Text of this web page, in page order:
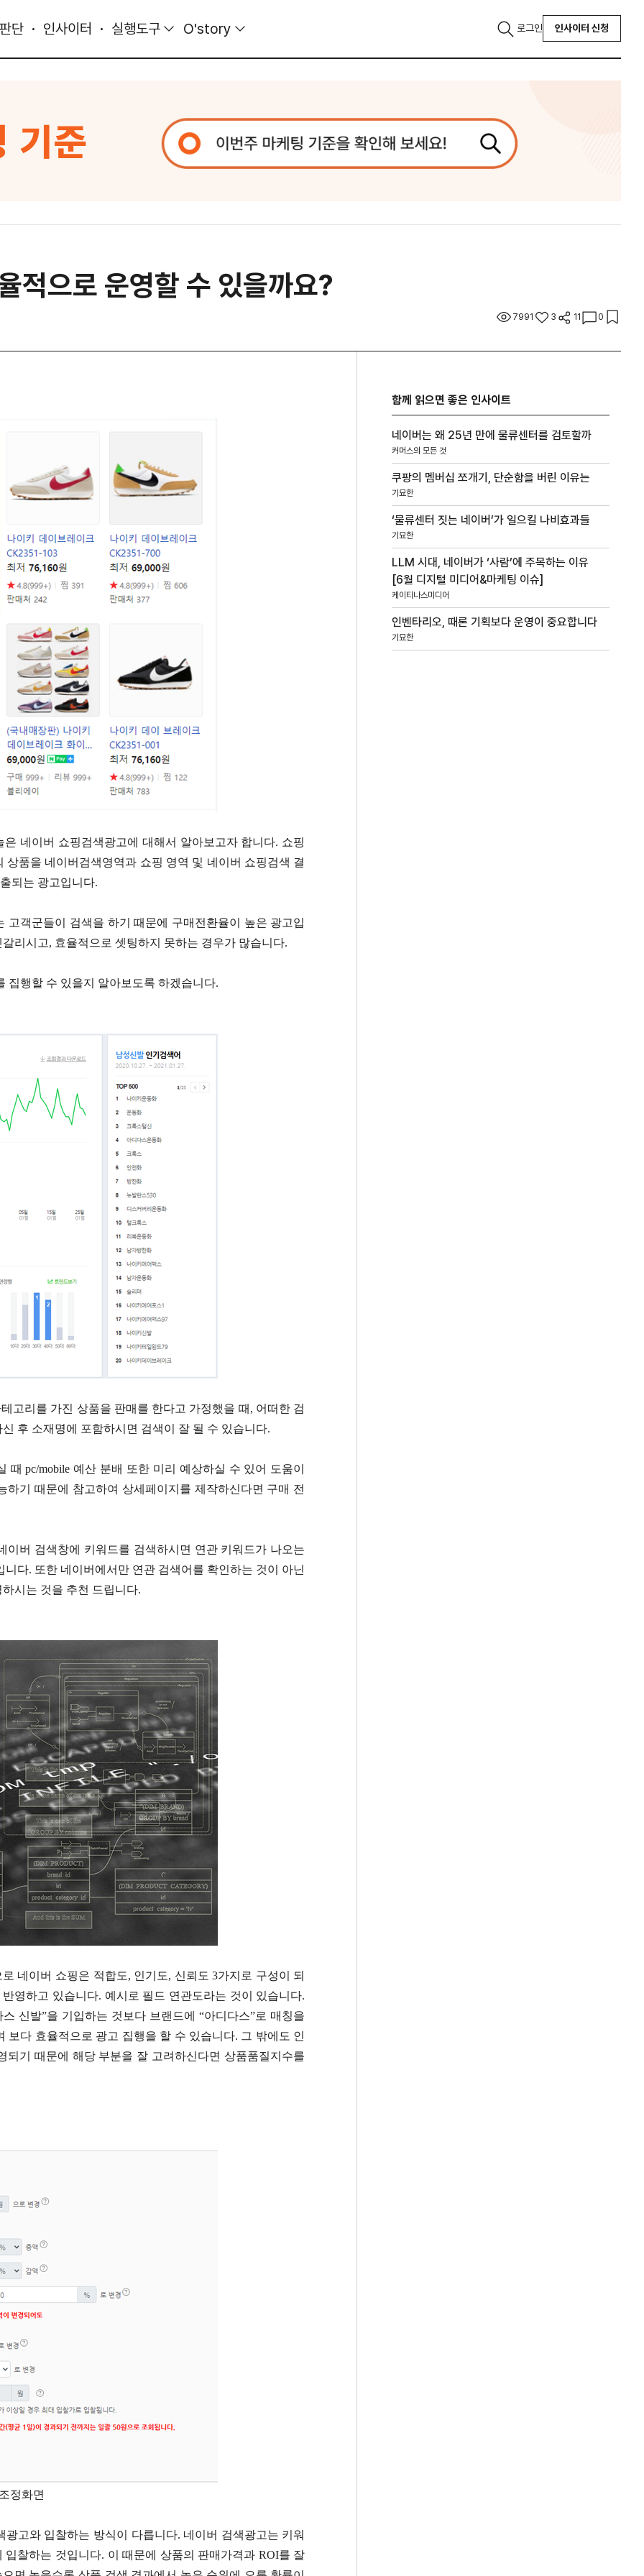
단 인사이터 실행도구 O'story 로그인 인사이터 신청
적으로 운영할 수 있을까요?
7991 3 11 0
네이버 쇼핑검색광고에 대해서 알아보고자 합니다. 쇼핑
품을 네이버검색영역과 쇼핑 영역 및 네이버 쇼핑검색 결
되는 광고입니다.
객군들이 검색을 하기 때문에 구매전환율이 높은 광고입
리시고, 효율적으로 셋팅하지 못하는 경우가 많습니다.
집행할 수 있을지 알아보도록 하겠습니다.
고리를 가진 상품을 판매를 한다고 가정했을 때, 어떠한 검
후 소재명에 포함하시면 검색이 잘 될 수 있습니다.
pc/mobile 예산 분배 또한 미리 예상하실 수 있어 도움이
기 때문에 참고하여 상세페이지를 제작하신다면 구매 전
버 검색창에 키워드를 검색하시면 연관 키워드가 나오는
다. 또한 네이버에서만 연관 검색어를 확인하는 것이 아닌
시는 것을 추천 드립니다.
네이버 쇼핑은 적합도, 인기도, 신뢰도 3가지로 구성이 되
영하고 있습니다. 예시로 필드 연관도라는 것이 있습니다.
신발”을 기입하는 것보다 브랜드에 “아디다스”로 매칭을
다 효율적으로 광고 집행을 할 수 있습니다. 그 밖에도 인
기 때문에 해당 부분을 잘 고려하신다면 상품품질지수를
정화면
고와 입찰하는 방식이 다릅니다. 네이버 검색광고는 키워
찰하는 것입니다. 이 때문에 상품의 판매가격과 ROI를 잘
함께 읽으면 좋은 인사이트
네이버는 왜 25년 만에 물류센터를 검토할까
커머스의 모든 것
쿠팡의 멤버십 쪼개기, 단순함을 버린 이유는
기묘한
‘물류센터 짓는 네이버’가 일으킬 나비효과들
기묘한
LLM 시대, 네이버가 ‘사람’에 주목하는 이유
[6월 디지털 미디어&마케팅 이슈]
케이티나스미디어
인벤타리오, 때론 기획보다 운영이 중요합니다
기묘한